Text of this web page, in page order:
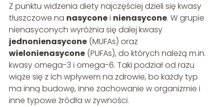
Z punktu widzenia diety najczęściej dzieli się kwasy
tłuszczowe na nasyconei nienasycone. W grupie
nienasyconych wyróżnia się dalej kwasy
jednonienasycone(MUFAs) oraz
wielonienasycone(PUFAs), do których należą m.in.
kwasy omega-3 i omega-6. Taki podział od razu
wiąże się z ich wpływem na zdrowie, bo każdy typ
ma inną budowę, inne zachowanie w organizmie i
inne typowe źródła w żywności.